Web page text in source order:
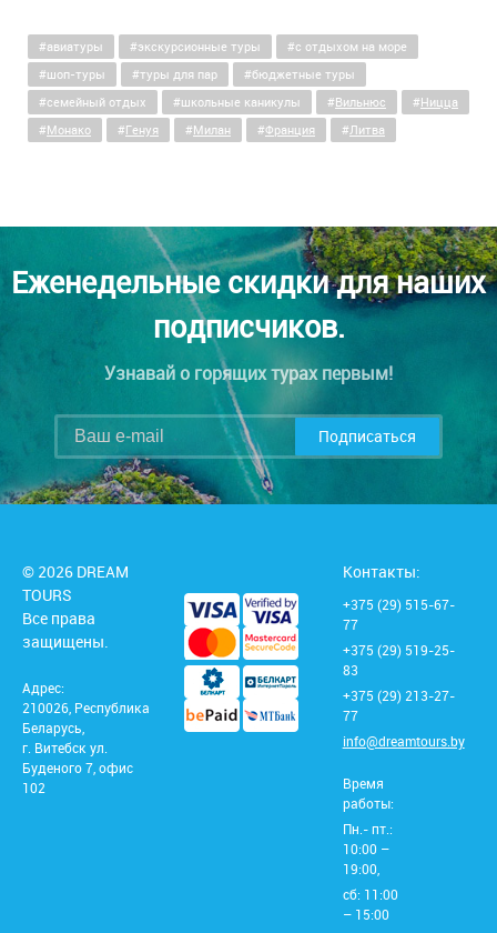
авиатуры экскурсионные туры
c отдыхом на море
шоп-туры
туры для пар
бюджетные туры
семейный отдых
школьные каникулы Вильнюс
Ницца
Монако
Генуя Милан Франция Литва
Еженедельные скидки для наших
подписчиков.
Узнавай о горящих турах первым!
Подписаться
© 2026 DREAM
TOURS
Все права
защищены.
Адрес:
210026, Республика
Беларусь,
г. Витебск ул.
Буденого 7, офис
102
Контакты:
+375 (29) 515-67-
77
+375 (29) 519-25-
83
+375 (29) 213-27-
77
info@dreamtours.by
Время
работы:
Пн.- пт.:
10:00 –
19:00,
сб: 11:00
– 15:00